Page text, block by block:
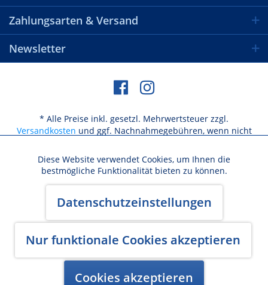
Zahlungsarten & Versand
Newsletter
* Alle Preise inkl. gesetzl. Mehrwertsteuer zzgl.
Versandkosten und ggf. Nachnahmegebühren, wenn nicht
Versandkosten / Lieferbeschränkungen
Widerrufsbelehrung & Widerrufsformular
AGB
Datenschutz
Made with ♥ by BlurCreative
Funktionale Aktiv
Marketing Aktiv
Tracking Aktiv
Personalisierung Aktiv
Diese Website verwendet Cookies, um Ihnen die
bestmögliche Funktionalität bieten zu können.
Datenschutzeinstellungen
Nur funktionale Cookies akzeptieren
Cookies akzeptieren